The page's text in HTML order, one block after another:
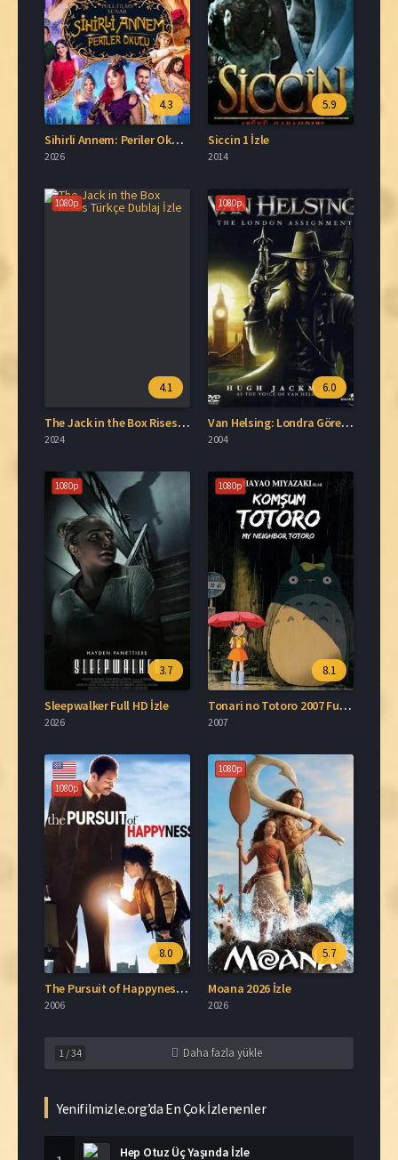
4.3
Sihirli Annem: Periler Okulu İzle
2026
5.9
Siccin 1 İzle
2014
1080p
4.1
The Jack in the Box Rises Türkçe Dublaj İzle
2024
1080p
6.0
Van Helsing: Londra Görevi Film İzle
2004
1080p
3.7
Sleepwalker Full HD İzle
2026
1080p
8.1
Tonari no Totoro 2007 Full İzle
2007
1080p
8.0
The Pursuit of Happyness 2006 İzle
2006
1080p
5.7
Moana 2026 İzle
2026
1 /34 Daha fazla yükle
Yenifilmizle.org’da En Çok İzlenenler
Hep Otuz Üç Yaşında İzle